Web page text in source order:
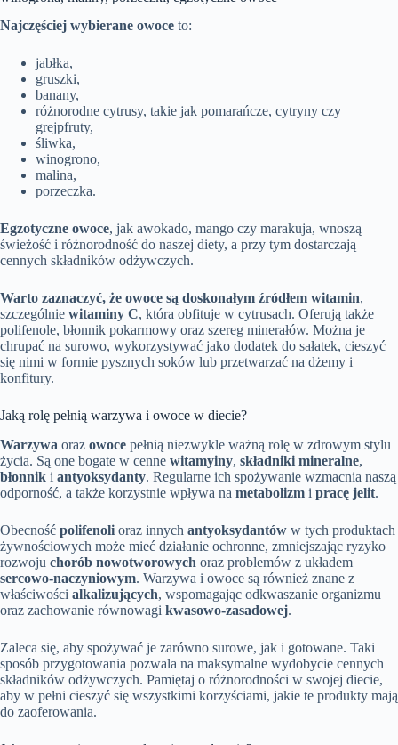
Najczęściej wybierane owoce to:
jabłka,
gruszki,
banany,
różnorodne cytrusy, takie jak pomarańcze, cytryny czy
grejpfruty,
śliwka,
winogrono,
malina,
porzeczka.
Egzotyczne owoce, jak awokado, mango czy marakuja, wnoszą
świeżość i różnorodność do naszej diety, a przy tym dostarczają
cennych składników odżywczych.
Warto zaznaczyć, że owoce są doskonałym źródłem witamin,
szczególnie witaminy C, która obfituje w cytrusach. Oferują także
polifenole, błonnik pokarmowy oraz szereg minerałów. Można je
chrupać na surowo, wykorzystywać jako dodatek do sałatek, cieszyć
się nimi w formie pysznych soków lub przetwarzać na dżemy i
konfitury.
Jaką rolę pełnią warzywa i owoce w diecie?
Warzywa oraz owoce pełnią niezwykle ważną rolę w zdrowym stylu
życia. Są one bogate w cenne witamyiny, składniki mineralne,
błonnik i antyoksydanty. Regularne ich spożywanie wzmacnia naszą
odporność, a także korzystnie wpływa na metabolizm i pracę jelit.
Obecność polifenoli oraz innych antyoksydantów w tych produktach
żywnościowych może mieć działanie ochronne, zmniejszając ryzyko
rozwoju chorób nowotworowych oraz problemów z układem
sercowo-naczyniowym. Warzywa i owoce są również znane z
właściwości alkalizujących, wspomagając odkwaszanie organizmu
oraz zachowanie równowagi kwasowo-zasadowej.
Zaleca się, aby spożywać je zarówno surowe, jak i gotowane. Taki
sposób przygotowania pozwala na maksymalne wydobycie cennych
składników odżywczych. Pamiętaj o różnorodności w swojej diecie,
aby w pełni cieszyć się wszystkimi korzyściami, jakie te produkty mają
do zaoferowania.